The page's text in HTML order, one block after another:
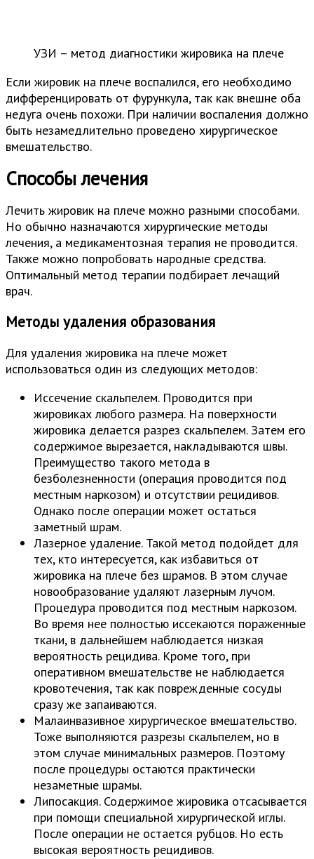
УЗИ – метод диагностики жировика на плече
Если жировик на плече воспалился, его необходимо
дифференцировать от фурункула, так как внешне оба
недуга очень похожи. При наличии воспаления должно
быть незамедлительно проведено хирургическое
вмешательство.
Способы лечения
Лечить жировик на плече можно разными способами.
Но обычно назначаются хирургические методы
лечения, а медикаментозная терапия не проводится.
Также можно попробовать народные средства.
Оптимальный метод терапии подбирает лечащий
врач.
Методы удаления образования
Для удаления жировика на плече может
использоваться один из следующих методов:
Иссечение скальпелем. Проводится при
жировиках любого размера. На поверхности
жировика делается разрез скальпелем. Затем его
содержимое вырезается, накладываются швы.
Преимущество такого метода в
безболезненности (операция проводится под
местным наркозом) и отсутствии рецидивов.
Однако после операции может остаться
заметный шрам.
Лазерное удаление. Такой метод подойдет для
тех, кто интересуется, как избавиться от
жировика на плече без шрамов. В этом случае
новообразование удаляют лазерным лучом.
Процедура проводится под местным наркозом.
Во время нее полностью иссекаются пораженные
ткани, в дальнейшем наблюдается низкая
вероятность рецидива. Кроме того, при
оперативном вмешательстве не наблюдается
кровотечения, так как поврежденные сосуды
сразу же запаиваются.
Малаинвазивное хирургическое вмешательство.
Тоже выполняются разрезы скальпелем, но в
этом случае минимальных размеров. Поэтому
после процедуры остаются практически
незаметные шрамы.
Липосакция. Содержимое жировика отсасывается
при помощи специальной хирургической иглы.
После операции не остается рубцов. Но есть
высокая вероятность рецидивов.